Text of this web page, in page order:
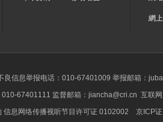
網
良信息举报电话：010-67401009 举报邮箱：
010-67401111 监督邮箱：jiancha@cri.cn 互联
信息网络传播视听节目许可证 0102002 京ICP